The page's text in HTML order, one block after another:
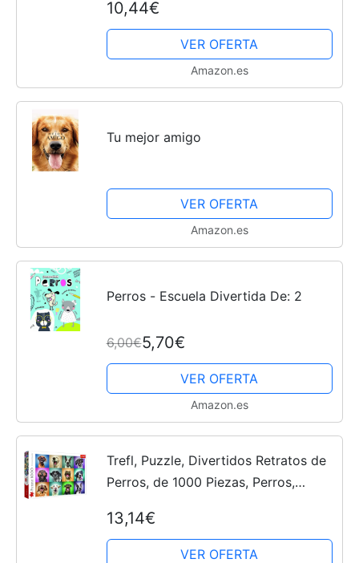
10,44€
VER OFERTA
Amazon.es
Tu mejor amigo
VER OFERTA
Amazon.es
Perros - Escuela Divertida De: 2
6,00€5,70€
VER OFERTA
Amazon.es
Trefl, Puzzle, Divertidos Retratos de
Perros, de 1000 Piezas, Perros,
Perros, Rompecabezas DIY,
Pasatiempo Creativo, Regalo,...
13,14€
VER OFERTA